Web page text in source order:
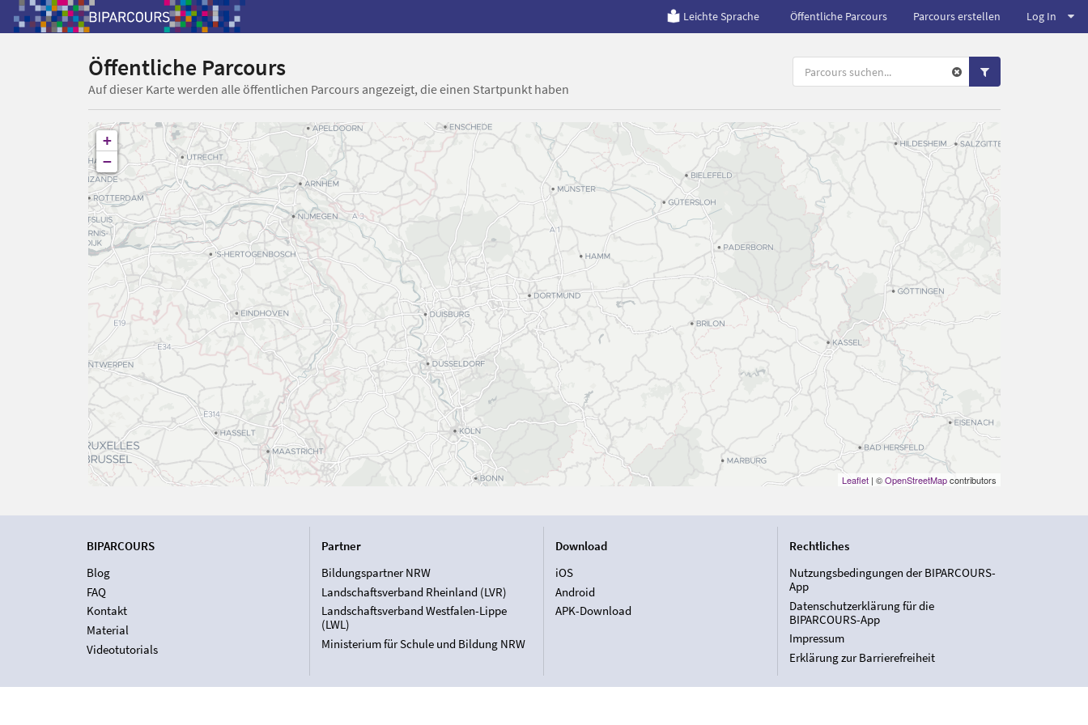
Leichte Sprache Öffentliche Parcours Parcours erstellen Log In
Öffentliche Parcours
Auf dieser Karte werden alle öffentlichen Parcours angezeigt, die einen Startpunkt haben
+
−
Leaflet| ©OpenStreetMapcontributors
BIPARCOURS
Blog
FAQ
Kontakt
Material
Videotutorials
Partner
Bildungspartner NRW
Landschaftsverband Rheinland (LVR)
Landschaftsverband Westfalen-Lippe
(LWL)
Ministerium für Schule und Bildung NRW
Download
iOS
Android
APK-Download
Rechtliches
Nutzungsbedingungen der BIPARCOURS-
App
Datenschutzerklärung für die
BIPARCOURS-App
Impressum
Erklärung zur Barrierefreiheit